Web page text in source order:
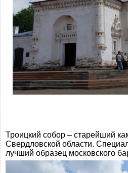
Троицкий собор – старейший
Свердловской области.
лучший образец московского